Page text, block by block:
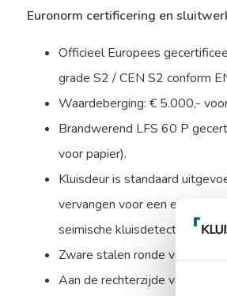
Euronorm certificering en
Officieel Europees
grade S2 / CEN S2 conform
Waardeberging: € 5.000,-
Brandwerend LFS 60 P
voor papier).
Kluisdeur is standaard
vervangen voor een
seimische kluisdetector of
Zware stalen ronde
Aan de rechterzijde valt een